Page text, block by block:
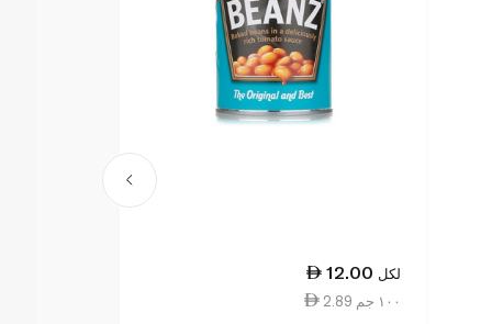
12.00 لكل
2.89 ١٠٠ جم